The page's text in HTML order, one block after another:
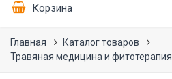
Корзина
Главная
Каталог товаров
Травяная медицина и фитотерапия